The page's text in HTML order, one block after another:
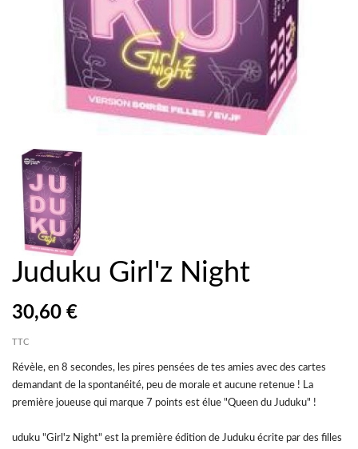
Juduku Girl'z Night
30,60 €
TTC
Révèle, en 8 secondes, les pires pensées de tes amies avec des cartes
demandant de la spontanéité, peu de morale et aucune retenue ! La
première joueuse qui marque 7 points est élue "Queen du Juduku" !
uduku "Girl'z Night" est la première édition de Juduku écrite par des filles